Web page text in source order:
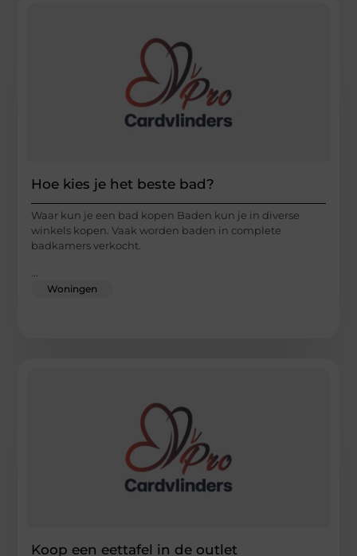
Hoe kies je het beste bad?
Waar kun je een bad kopen Baden kun je in diverse
winkels kopen. Vaak worden baden in complete
badkamers verkocht.
Woningen
Koop een eettafel in de outlet